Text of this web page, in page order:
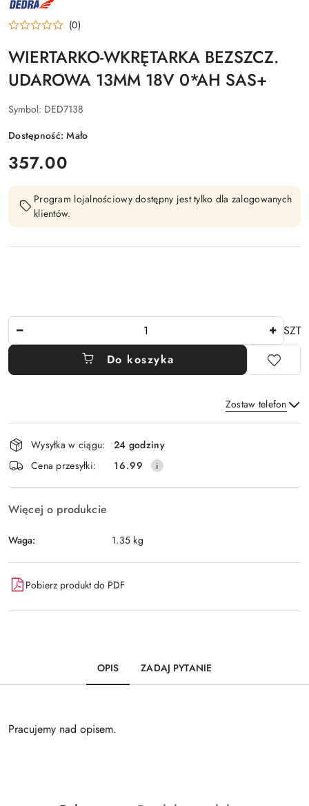
PRODUCENTA:
DEDRA (0)
WIERTARKO-WKRĘTARKA BEZSZCZ.
UDAROWA 13MM 18V 0*AH SAS+
Symbol: DED7138
Dostępność:Mało
cena:
357.00
Program lojalnościowy dostępny jest tylko dla zalogowanych
klientów.
SZT
Do koszyka
Zostaw telefon
Wyślij
Dostępność
i
dostawa
Wysyłka w ciągu:
24 godziny
Cena przesyłki:
16.99
Więcej o produkcie
Waga: 1.35 kg
Pobierz produkt do PDF
OPIS ZADAJ PYTANIE
Pracujemy nad opisem.